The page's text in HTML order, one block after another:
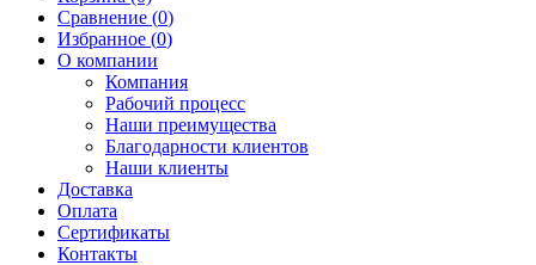
Сравнение (0)
Избранное (0)
О компании
Компания
Рабочий процесс
Наши преимущества
Благодарности клиентов
Наши клиенты
Доставка
Оплата
Сертификаты
Контакты